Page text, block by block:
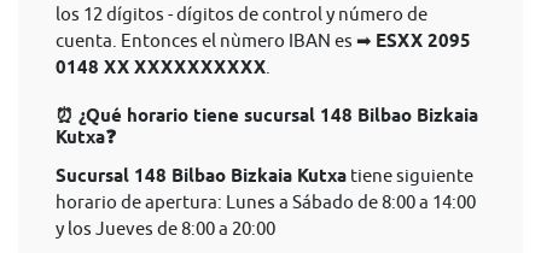
los 12 dígitos - dígitos de control y número de
cuenta. Entonces el nùmero IBAN es ➡ ESXX 2095
0148 XX XXXXXXXXXX
⏰ ¿Qué horario tiene sucursal 148 Bilbao Bizkaia
Kutxa❓
Sucursal 148 Bilbao Bizkaia Kutxa tiene siguiente
horario de apertura: Lunes a Sábado de 8:00 a 14:00
y los Jueves de 8:00 a 20:00